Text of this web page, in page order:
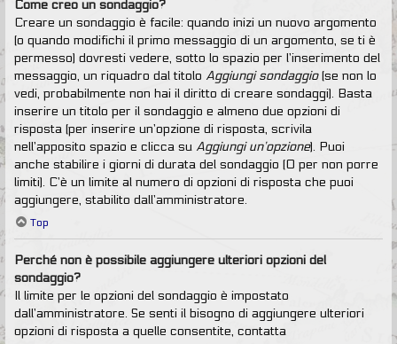
Come creo un sondaggio?
Creare un sondaggio è facile: quando inizi un nuovo argomento
(o quando modifichi il primo messaggio di un argomento, se ti è
permesso) dovresti vedere, sotto lo spazio per l’inserimento del
messaggio, un riquadro dal titolo Aggiungi sondaggio(se non lo
vedi, probabilmente non hai il diritto di creare sondaggi). Basta
inserire un titolo per il sondaggio e almeno due opzioni di
risposta (per inserire un’opzione di risposta, scrivila
nell’apposito spazio e clicca su Aggiungi un’opzione). Puoi
anche stabilire i giorni di durata del sondaggio (0 per non porre
limiti). C’è un limite al numero di opzioni di risposta che puoi
aggiungere, stabilito dall’amministratore.
Top
Perché non è possibile aggiungere ulteriori opzioni del
sondaggio?
Il limite per le opzioni del sondaggio è impostato
dall’amministratore. Se senti il bisogno di aggiungere ulteriori
opzioni di risposta a quelle consentite, contatta